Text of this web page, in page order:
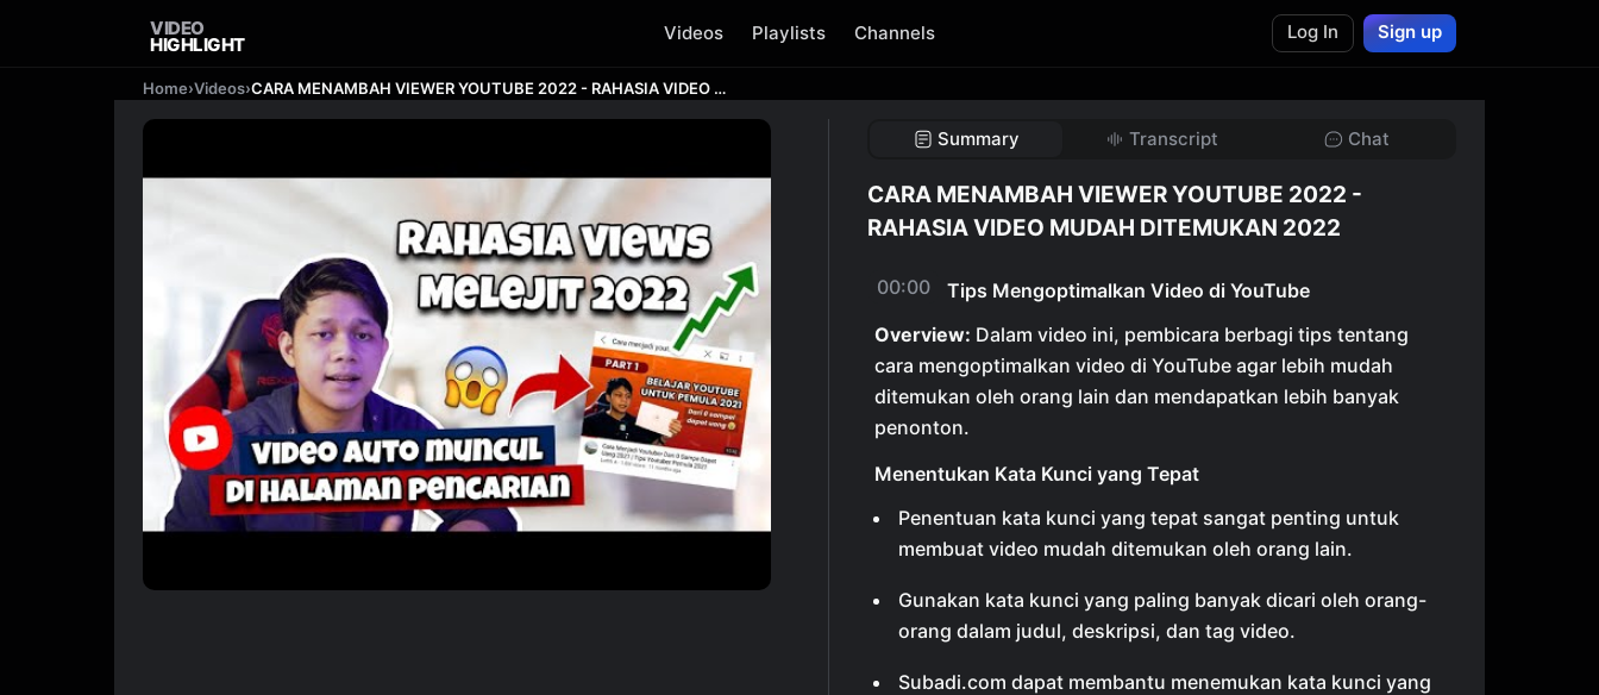
VIDEO
HIGHLIGHT
Videos Playlists Channels Log In Sign up
Home›Videos› CARA MENAMBAH VIEWER YOUTUBE 2022 - RAHASIA VIDEO MUDAH DITEMUKAN 2022
Summary Transcript Chat
CARA MENAMBAH VIEWER YOUTUBE 2022 -
RAHASIA VIDEO MUDAH DITEMUKAN 2022
00:00
Tips Mengoptimalkan Video di YouTube
Overview: Dalam video ini, pembicara berbagi tips tentang
cara mengoptimalkan video di YouTube agar lebih mudah
ditemukan oleh orang lain dan mendapatkan lebih banyak
penonton.
Menentukan Kata Kunci yang Tepat
Penentuan kata kunci yang tepat sangat penting untuk
membuat video mudah ditemukan oleh orang lain.
Gunakan kata kunci yang paling banyak dicari oleh orang-
orang dalam judul, deskripsi, dan tag video.
Subadi.com dapat membantu menemukan kata kunci yang